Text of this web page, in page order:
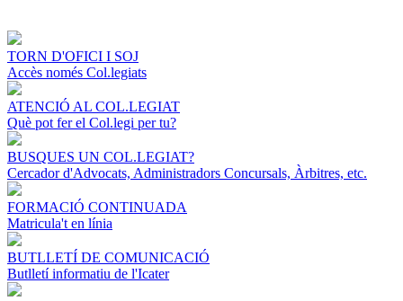
TORN D'OFICI I SOJ
Accès només Col.legiats
ATENCIÓ AL COL.LEGIAT
Què pot fer el Col.legi per tu?
BUSQUES UN COL.LEGIAT?
Cercador d'Advocats, Administradors Concursals, Àrbitres, etc.
FORMACIÓ CONTINUADA
Matricula't en línia
BUTLLETÍ DE COMUNICACIÓ
Butlletí informatiu de l'Icater